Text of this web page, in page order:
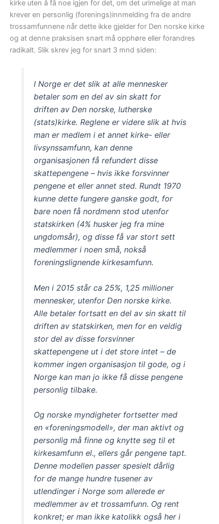
kirke uten å få noe igjen for det, om det urimelige at man
krever en personlig (forenings)innmelding fra de andre
trossamfunnene når dette ikke gjelder for Den norske kirke
og at denne praksisen snart må opphøre eller forandres
radikalt. Slik skrev jeg for snart 3 mnd siden:
I Norge er det slik at alle mennesker
betaler som en del av sin skatt for
driften av Den norske, lutherske
(stats)kirke. Reglene er videre slik at hvis
man er medlem i et annet kirke- eller
livsynssamfunn, kan denne
organisasjonen få refundert disse
skattepengene – hvis ikke forsvinner
pengene et eller annet sted. Rundt 1970
kunne dette fungere ganske godt, for
bare noen få nordmenn stod utenfor
statskirken (4% husker jeg fra mine
ungdomsår), og disse få var stort sett
medlemmer i noen små, nokså
foreningslignende kirkesamfunn.
Men i 2015 står ca 25%, 1,25 millioner
mennesker, utenfor Den norske kirke.
Alle betaler fortsatt en del av sin skatt til
driften av statskirken, men for en veldig
stor del av disse forsvinner
skattepengene ut i det store intet – de
kommer ingen organisasjon til gode, og i
Norge kan man jo ikke få disse pengene
personlig tilbake.
Og norske myndigheter fortsetter med
en «foreningsmodell», der man aktivt og
personlig må finne og knytte seg til et
kirkesamfunn el., ellers går pengene tapt.
Denne modellen passer spesielt dårlig
for de mange hundre tusener av
utlendinger i Norge som allerede er
medlemmer av et trossamfunn. Og rent
konkret; er man ikke katolikk også her i